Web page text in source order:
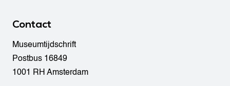
Contact
Museumtijdschrift
Postbus 16849
1001 RH Amsterdam